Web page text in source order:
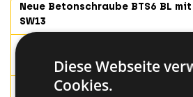
Neue Betonschraube BTS6 BL
SW13
Befestigungssysteme GmbH
Isolationsdübel IPL 90 | An
Diese Webseite
Cookies.